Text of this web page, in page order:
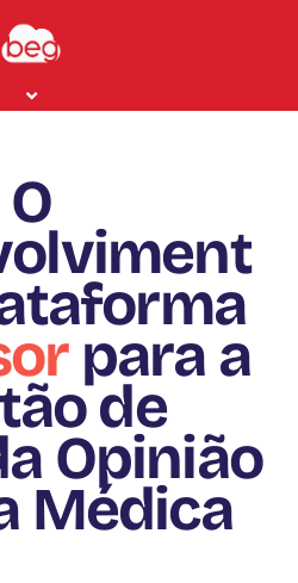
Menu
O
para a
de
Opinião
Médica